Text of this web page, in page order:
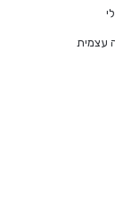
עצמית